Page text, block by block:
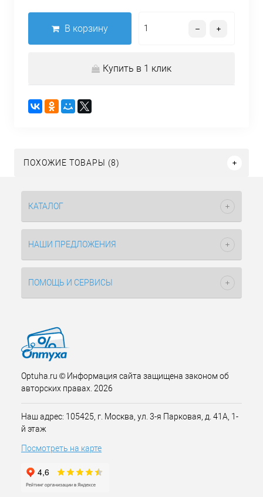
В корзину
Купить в 1 клик
ПОХОЖИЕ ТОВАРЫ (8)
КАТАЛОГ
НАШИ ПРЕДЛОЖЕНИЯ
ПОМОЩЬ И СЕРВИСЫ
Optuha.ru © Информация сайта защищена законом об
авторских правах. 2026
Наш адрес: 105425, г. Москва, ул. 3-я Парковая, д. 41А, 1-
й этаж
Посмотреть на карте